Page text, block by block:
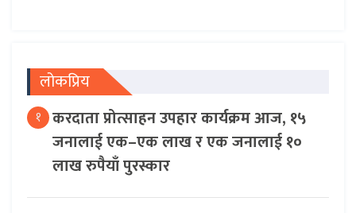
लोकप्रिय
१ करदाता प्रोत्साहन उपहार कार्यक्रम आज, १५
जनालाई एक–एक लाख र एक जनालाई १०
लाख रुपैयाँ पुरस्कार